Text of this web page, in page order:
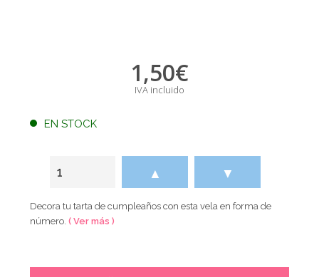
1,50€
IVA incluido
EN STOCK
▲ ▼
Decora tu tarta de cumpleaños con esta vela en forma de
número.( Ver más )